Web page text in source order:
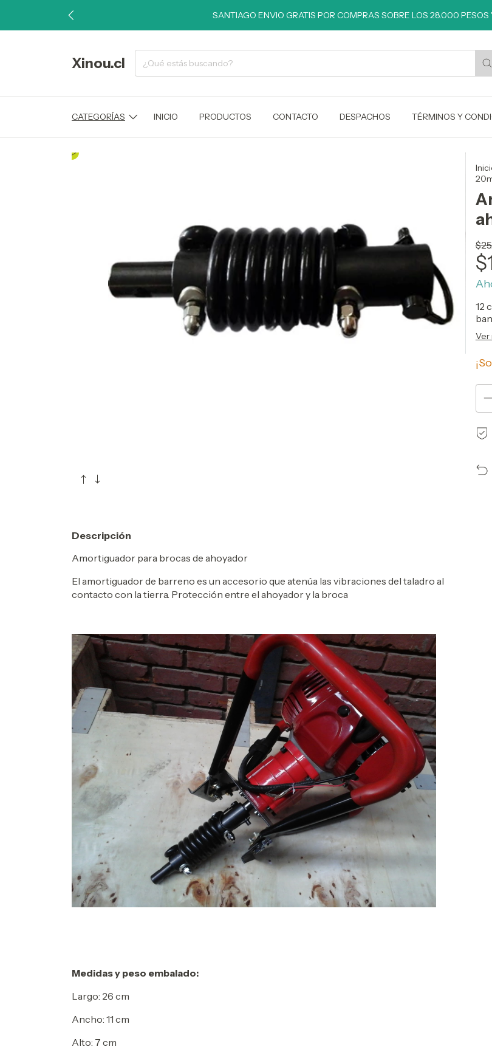
SANTIAGO ENVIO GRATIS POR COMPRAS SOBRE LOS 28.000 PESOS
Xinou.cl
CATEGORÍAS INICIO PRODUCTOS CONTACTO DESPACHOS TÉRMINOS Y
12
Ver
Descripción
Amortiguador para brocas de ahoyador
El amortiguador de barreno es un accesorio que atenúa las vibraciones del taladro al
contacto con la tierra. Protección entre el ahoyador y la broca
Medidas y peso embalado:
Largo: 26 cm
Ancho: 11 cm
Alto: 7 cm